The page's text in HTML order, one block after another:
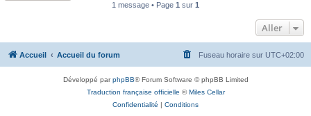
1 message • Page 1 sur 1
Aller
Accueil Accueil du forum Fuseau horaire sur UTC+02:00
Développé parphpBB® Forum Software © phpBB Limited
Traduction française officielle ©Miles Cellar
Confidentialité | Conditions